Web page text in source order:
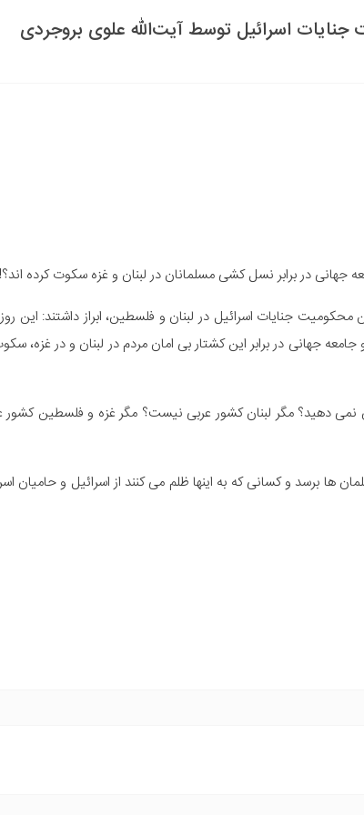
اسرائیل توسط آیت‌الله علوی بروجردی
در برابر نسل کشی مسلمانان در لبنان و غزه سکوت کرده اند؟!
بروجردی در ابتدای جلسه درس فقه امروز خود(1403/07/03)، ضمن محکومیت جنایات اسرائیل در لبنان و فلسطین،
جهانی در برابر این کشتار بی امان مردم در لبنان و در
دهید؟ مگر لبنان کشور عربی نیست؟ مگر غزه و فلسطین کشور
ها برسد و کسانی که به اینها ظلم می کنند از اسرائیل و